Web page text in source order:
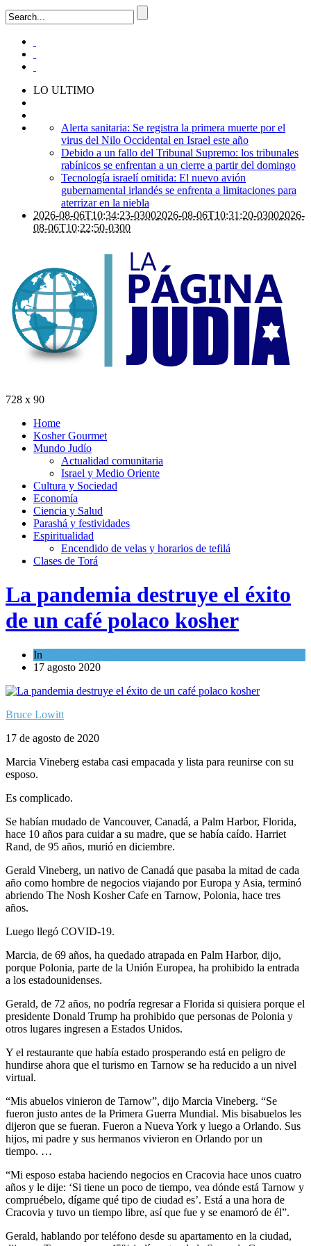
LO ULTIMO
Alerta sanitaria: Se registra la primera muerte por el
virus del Nilo Occidental en Israel este año
Debido a un fallo del Tribunal Supremo: los tribunales
rabínicos se enfrentan a un cierre a partir del domingo
Tecnología israelí omitida: El nuevo avión
gubernamental irlandés se enfrenta a limitaciones para
aterrizar en la niebla
2026-08-06T10:34:23-03002026-08-06T10:31:20-03002026-
08-06T10:22:50-0300
728 x 90
Home
Kosher Gourmet
Mundo Judío
Actualidad comunitaria
Israel y Medio Oriente
Cultura y Sociedad
Economía
Ciencia y Salud
Parashá y festividades
Espiritualidad
Encendido de velas y horarios de tefilá
Clases de Torá
La pandemia destruye el éxito
de un café polaco kosher
In
17 agosto 2020
Bruce Lowitt
17 de agosto de 2020
Marcia Vineberg estaba casi empacada y lista para reunirse con su
esposo.
Es complicado.
Se habían mudado de Vancouver, Canadá, a Palm Harbor, Florida,
hace 10 años para cuidar a su madre, que se había caído. Harriet
Rand, de 95 años, murió en diciembre.
Gerald Vineberg, un nativo de Canadá que pasaba la mitad de cada
año como hombre de negocios viajando por Europa y Asia, terminó
abriendo The Nosh Kosher Cafe en Tarnow, Polonia, hace tres
años.
Luego llegó COVID-19.
Marcia, de 69 años, ha quedado atrapada en Palm Harbor, dijo,
porque Polonia, parte de la Unión Europea, ha prohibido la entrada
a los estadounidenses.
Gerald, de 72 años, no podría regresar a Florida si quisiera porque el
presidente Donald Trump ha prohibido que personas de Polonia y
otros lugares ingresen a Estados Unidos.
Y el restaurante que había estado prosperando está en peligro de
hundirse ahora que el turismo en Tarnow se ha reducido a un nivel
virtual.
“Mis abuelos vinieron de Tarnow”, dijo Marcia Vineberg. “Se
fueron justo antes de la Primera Guerra Mundial. Mis bisabuelos les
dijeron que se fueran. Fueron a Nueva York y luego a Orlando. Sus
hijos, mi padre y sus hermanos vivieron en Orlando por un
tiempo. …
“Mi esposo estaba haciendo negocios en Cracovia hace unos cuatro
años y le dije: ‘Si tiene un poco de tiempo, vea dónde está Tarnow y
compruébelo, dígame qué tipo de ciudad es’. Está a una hora de
Cracovia y tuvo un tiempo libre, así que fue y se enamoró de él”.
Gerald, hablando por teléfono desde su apartamento en la ciudad,